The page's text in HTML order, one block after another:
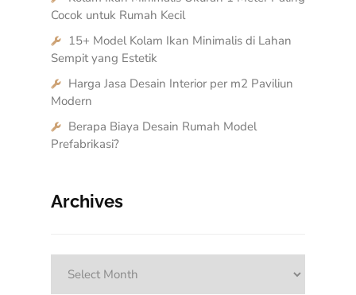
Cocok untuk Rumah Kecil
15+ Model Kolam Ikan Minimalis di Lahan
Sempit yang Estetik
Harga Jasa Desain Interior per m2 Paviliun
Modern
Berapa Biaya Desain Rumah Model
Prefabrikasi?
Archives